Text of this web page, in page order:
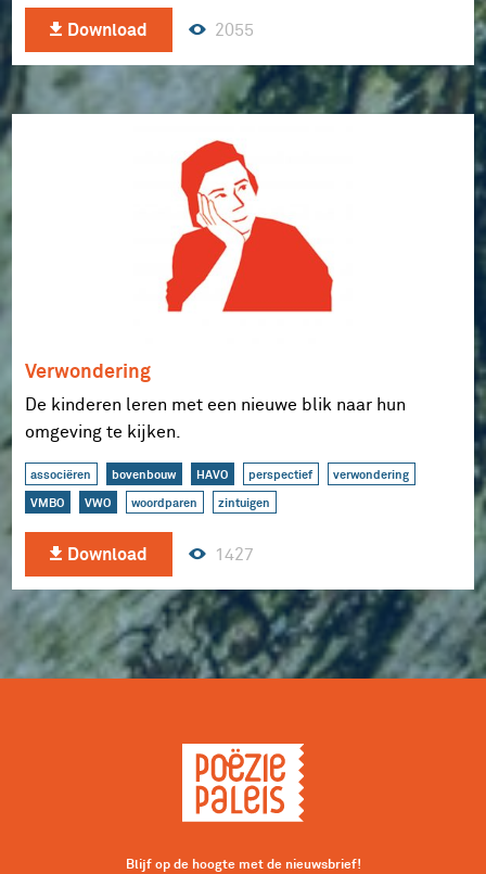
Download 2055
Verwondering
De kinderen leren met een nieuwe blik naar hun
omgeving te kijken.
associëren bovenbouw HAVO perspectief verwondering
VMBO VWO woordparen zintuigen
Download 1427
Blijf op de hoogte met de nieuwsbrief!